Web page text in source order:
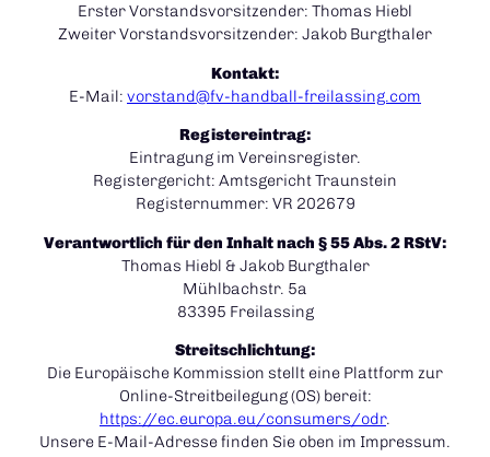
Erster Vorstandsvorsitzender: Thomas Hiebl
Zweiter Vorstandsvorsitzender: Jakob Burgthaler
Kontakt:
E-Mail: vorstand@fv-handball-freilassing.com
Registereintrag:
Eintragung im Vereinsregister.
Registergericht: Amtsgericht Traunstein
Registernummer: VR 202679
Verantwortlich für den Inhalt nach § 55 Abs. 2 RStV:
Thomas Hiebl & Jakob Burgthaler
Mühlbachstr. 5a
83395 Freilassing
Streitschlichtung:
Die Europäische Kommission stellt eine Plattform zur
Online-Streitbeilegung (OS) bereit:
https://ec.europa.eu/consumers/odr.
Unsere E-Mail-Adresse finden Sie oben im Impressum.